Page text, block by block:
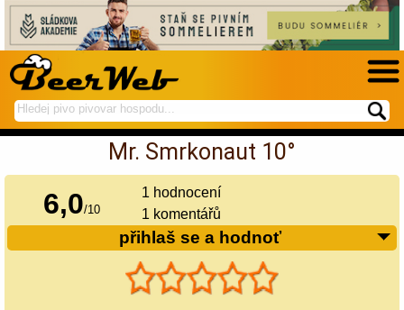
hledej
na
spustí
hledání
Mr. Smrkonaut 10°
6,0/10
1 hodnocení
1 komentářů
přihlaš se a hodnoť